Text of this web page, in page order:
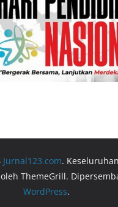
Jurnal123.com.
oleh ThemeGrill.
WordPress.